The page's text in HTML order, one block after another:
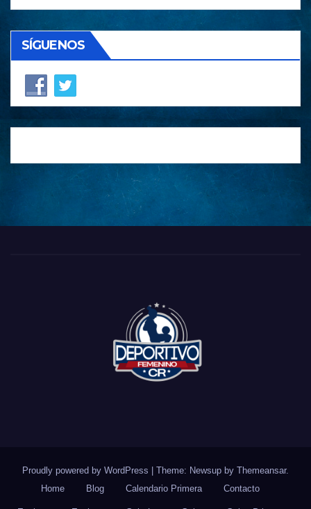
SÍGUENOS
Proudly powered by WordPress Theme: Newsup by Themeansar.
Home
Blog Calendario Primera Contacto